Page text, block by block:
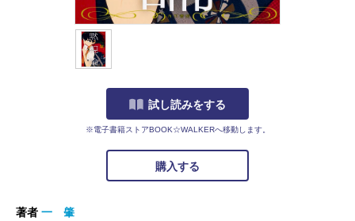
試し読みをする
※電子書籍ストアBOOK☆WALKERへ移動します。
購入する
著者 一 肇